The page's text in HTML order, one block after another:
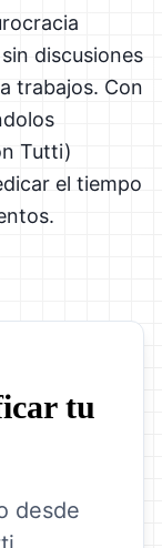
discusiones
trabajos. Con
Tutti)
el tiempo
tu
desde